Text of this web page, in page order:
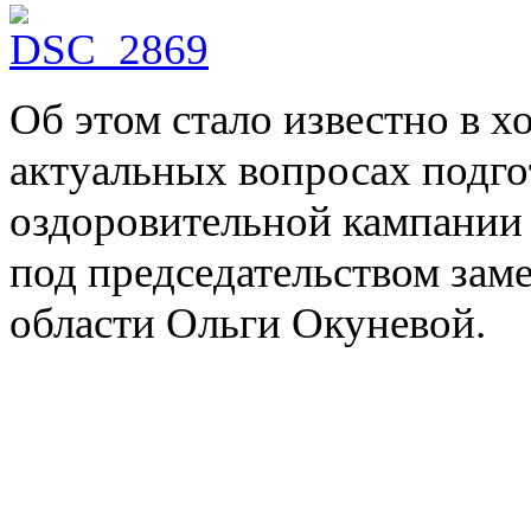
Об этом стало известно в
актуальных вопросах
оздоровительной
под председательством
области Ольги Окуневой.